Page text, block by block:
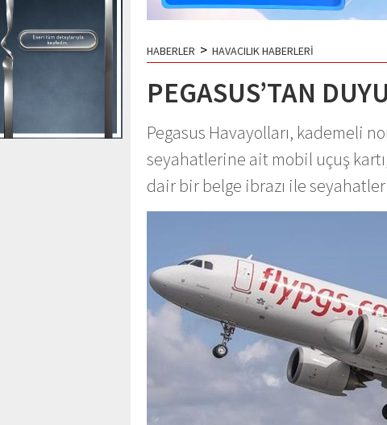
HABERLER > HAVACILIK HABERLERİ
PEGASUS’TAN
Pegasus Havayolları, kademeli
seyahatlerine ait mobil uçuş
dair bir belge ibrazı ile